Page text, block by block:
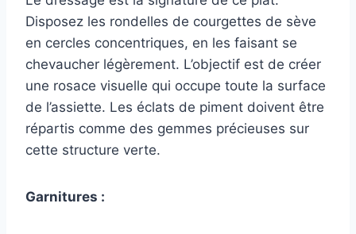
Disposez les rondelles de courgettes de sève
en cercles concentriques, en les faisant se
chevaucher légèrement. L’objectif est de créer
une rosace visuelle qui occupe toute la surface
de l’assiette. Les éclats de piment doivent être
répartis comme des gemmes précieuses sur
cette structure verte.
Garnitures :